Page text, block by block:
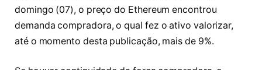
domingo (07), o preço do Ethereum encontrou
demanda compradora, o qual fez o ativo valorizar,
até o momento desta publicação, mais de 9%.